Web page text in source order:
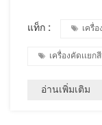
สุทธิสูง ความเสียหา
สามารถเลือกบรรจุ
แท็ก : เครื่
เครื่องคัดเเย
อ่านเพิ่มเติม